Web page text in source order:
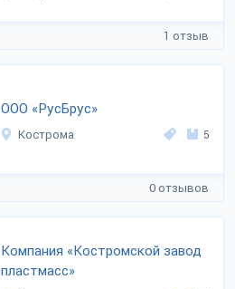
1 отзыв
ООО «РусБрус»
Кострома 5
0 отзывов
Компания «Костромской завод
пластмасс»